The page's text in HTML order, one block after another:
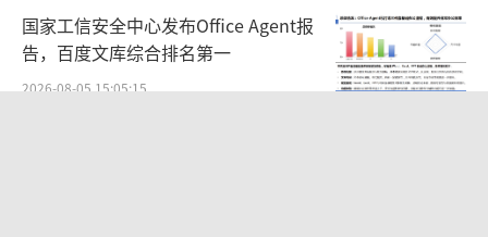
目前，具身智能产业化面临的核心瓶颈，
是高质量实操数据的供给不足。行业测算显
国家工信安全中心发布Office Agent报
告，百度文库综合排名第一
2026-08-05 15:05:15